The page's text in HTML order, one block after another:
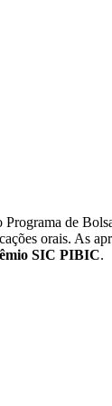
Programa de
orais. As
SIC PIBIC.